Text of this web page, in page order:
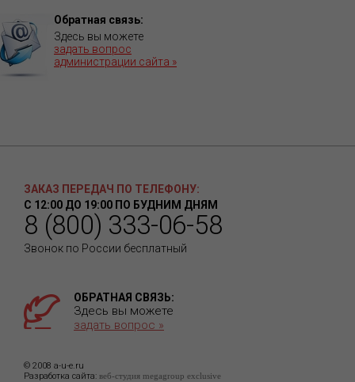
Обратная связь:
Здесь вы можете
задать вопрос
администрации сайта »
ЗАКАЗ ПЕРЕДАЧ ПО ТЕЛЕФОНУ:
С 12:00 ДО 19:00 ПО БУДНИМ ДНЯМ
8 (800) 333-06-58
Звонок по России бесплатный
ОБРАТНАЯ СВЯЗЬ:
Здесь вы можете
задать вопрос »
© 2008 a-u-e.ru
Разработка сайта: веб-студия megagroup exclusive